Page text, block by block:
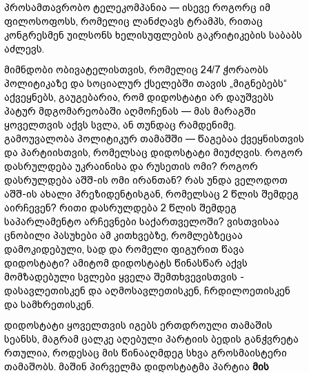
პროსამთავრობო ტელეკომპანია — ისევე როგორც იმ
ფილოსოფოსს, რომელიც ლანძღავს ტრამპს, რითაც
კონგრესმენ უილსონს ხელისუფლების გაკრიტიკების საბაბს
აძლევს.
მიმნდობი ობივატელისთვის, რომელიც 24/7 ჭორაობს
პოლიტიკაზე და სოციალურ ქსელებში თავის „მიგნებებს“
აქვეყნებს, გაუგებარია, რომ დიდოსტატი არ დაუშვებს
პატურ მდგომარეობაში აღმოჩენას — მას მარაგში
ყოველთვის აქვს სვლა, ან თუნდაც რამდენიმე.
გამოუვალობა პოლიტიკურ თამაშში — წაგებაა ქვეყნისთვის
და პარტიისთვის, რომელსაც დიდოსტატი მიუძღვის. როგორ
დასრულდება უკრაინისა და რუსეთის ომი? როგორ
დასრულდება აშშ-ის ომი ირანთან? რას უნდა ველოდოთ
აშშ-ის ახალი პრეზიდენტისგან, რომელსაც 2 წლის შემდეგ
აირჩევენ? რითი დასრულდება 2 წლის შემდეგ
საპარლამენტო არჩევნები საქართველოში? ვისთვისაა
ცნობილი პასუხები ამ კითხვებზე, რომლებზეცაა
დამოკიდებული, სად და რომელი ფიგურით წავა
დიდოსტატი? ამიტომ დიდოსტატს წინასწარ აქვს
მომზადებული სვლები ყველა შემთხვევისთვის -
დასავლეთისკენ და აღმოსავლეთისკენ, ჩრდილოეთისკენ
და სამხრეთისკენ.
დიდოსტატი ყოველთვის იგებს ერთდროული თამაშის
სეანსს, მაგრამ ცალკე აღებული პარტიის ბედის განჭვრეტა
რთულია, როდესაც მის წინააღმდეგ სხვა გროსმაისტერი
თამაშობს. მაშინ პირველმა დიდოსტატმა პარტია მის